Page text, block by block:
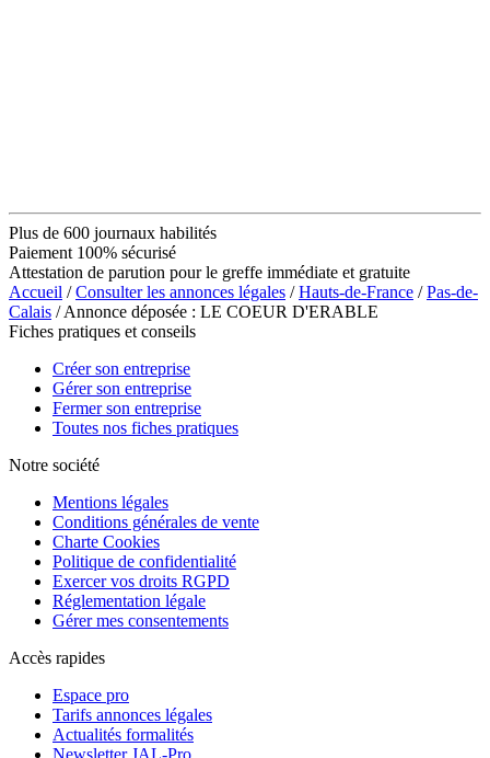
Plus de 600 journaux habilités
Paiement 100% sécurisé
Attestation de parution pour le greffe immédiate et gratuite
Accueil /Consulter les annonces légales /Hauts-de-France /Pas-de-
Calais / Annonce déposée : LE COEUR D'ERABLE
Fiches pratiques et conseils
Créer son entreprise
Gérer son entreprise
Fermer son entreprise
Toutes nos fiches pratiques
Notre société
Mentions légales
Conditions générales de vente
Charte Cookies
Politique de confidentialité
Exercer vos droits RGPD
Réglementation légale
Gérer mes consentements
Accès rapides
Espace pro
Tarifs annonces légales
Actualités formalités
Newsletter JAL-Pro